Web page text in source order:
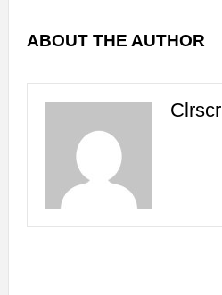
ABOUT THE AUTHOR
Clrscr